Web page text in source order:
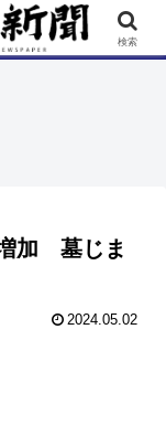
街ネタ イベント
加 墓じま
2024.05.02
検索